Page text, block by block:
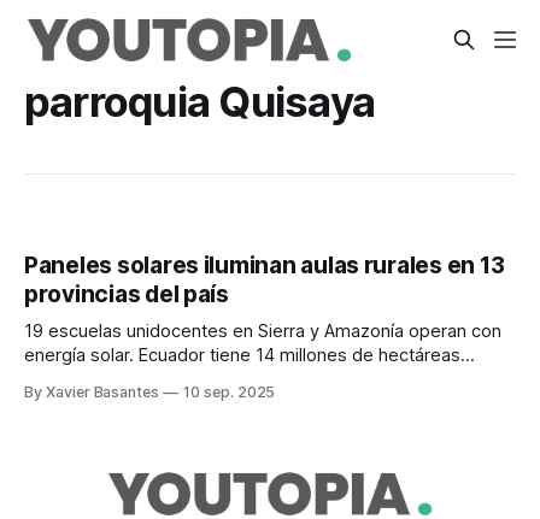
parroquia Quisaya
Paneles solares iluminan aulas rurales en 13
provincias del país
19 escuelas unidocentes en Sierra y Amazonía operan con
energía solar. Ecuador tiene 14 millones de hectáreas
By Xavier Basantes 10 sep. 2025